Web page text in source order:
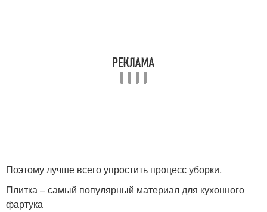
Поэтому лучше всего упростить процесс уборки.
Плитка – самый популярный материал для кухонного
фартука